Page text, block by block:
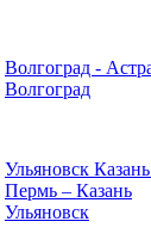
Волгоград -
Волгоград
Ульяновск
Пермь – Казань
Ульяновск